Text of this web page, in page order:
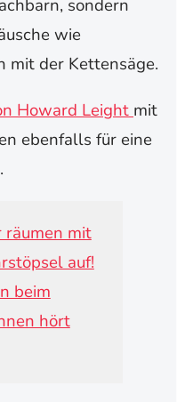
sondern
wie
mit der Kettensäge.
Howard Leight mit
ebenfalls für eine
mit
auf!
beim
hört